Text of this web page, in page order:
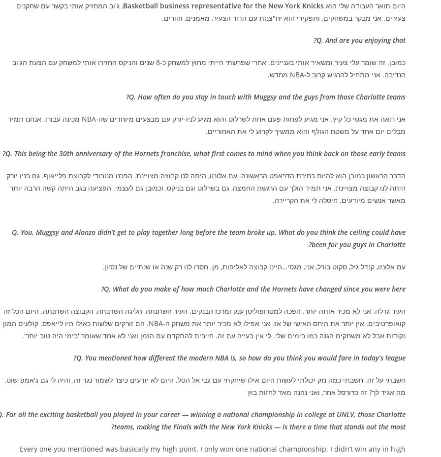
היום תואר העבודה שלי הוא Basketball business representative for the New York Knicks, ג'וב המחזיק אותי בקשר עם שחקנים
צעירים. אני מבקר במשחקים, ותפקידי הוא יח"צנות עם הדור הצעיר, מאמנים, והורים.
Q. And are you enjoying that?
כמובן. זה שומר עלי צעיר ומשאיר אותי בעניינים. אחרי שפרשתי הייתי מחוץ למשחק כ-8 שנים והניקס החזירו אותי למשחק עם הצעת הג'וב
הנדיבה. אני מתחיל להרגיש קרוב ל-NBA מחדש.
Q. How often do you stay in touch with Muggsy and the guys from those Charlotte teams?
אני רואה את מגסי כל קיץ. אני מגיע לפחות פעם אחת לשרלוט והוא מגיע לניו-יורק עם מבצעים מיוחדים שה-NBA מכינה עבורו. אנחנו תמיד
מבלים יום אחד על משטח הגולף והוא ממשיך לקרוע לי את האחוריים.
Q. This being the 30th anniversary of the Hornets franchise, what first comes to mind when you think back on those early teams?
הדבר הראשון כמובן הוא להיות בחירת הדראפט הראשונה. עם אלונזו, היתה לנו קבוצה מצויינת. הפכנו מנובודי לקבוצת פלייאוף. גם בניו יורק
היתה לנו קבוצה מצויינת. אני תמיד הולך עם הרגשת החמצה, גם בשרלוט וגם בניקס, וכמובן גם לעצמי. הפציעה בגב היתה קשה הרבה יותר
מאשר אנשים מיודעים. חיסלה לי את הקריירה.
Q. You, Muggsy and Alonzo didn’t get to play together long before the team broke up. What do you think the ceiling could have
been for you guys in Charlotte?
עם אלונזו, קנדל גיל, סקוט בורל, אני, מגסי…היינו קבוצה לאליפות, מן. חסרו לנו רק שנה או שנתיים של נסיון.
Q. What do you make of how much Charlotte and the Hornets have changed since you were here?
העיר גדלה. אני לא מכיר אותה יותר. הפכה למטרופוליטן ענק ומרכז הבנקים. העיר השתנתה, הליגה השתנתה, הקבוצה השתנתה. היום הכל זה
קואופרטיבים. אין יותר את היחס האישי של אז. אני אפילו לא מכיר יותר את משחק ה-NBA. הם זורקים שלשות כאילו היו לייאפס. קולעים המון
נקודות אבל לא משחקים הגנה כמו בימים שלי. לי אין בעייה עם זה. חייבים להתקדם עם הזמן ואני לא אחד שאומר 'בימי היה טוב יותר'.
Q. You mentioned how different the modern NBA is, so how do you think you would fare in today’s league?
חשבתי על זה. חשבתי כמה נזק יכולתי לעשות היום אילו שיחקתי עם גבי אל הסל. היום לא יודעים כיצד לשמור נגד זה, והיה לי גם ג'אמפ-שוט.
מה אגיד לך? זה כדורסל אחר, ואני נהנה מאד לחזות בוץ
For all the exciting basketball you played in your career — winning a national championship in college at UNLV, those Charlotte
teams, making the Finals with the New York Knicks — is there a time that stands out the most?
Every one you mentioned was basically my high point. I only won one national championship. I didn’t win any in high